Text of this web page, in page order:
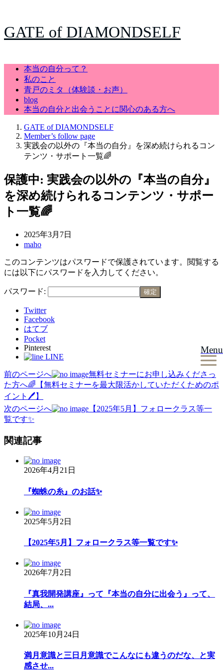
GATE of DIAMONDSELF
Menu
本当の自分って？
私のこと
青戸のミタ（体験談・お声）
blog
本当の自分と出会うことに関心のある方へ
GATE of DIAMONDSELF
Member’s follow page
実践会の以外の『本当の自分』を深め続けられるコン
テンツ・サポート一覧🌈
保護中: 実践会の以外の『本当の自分』
を深め続けられるコンテンツ・サポー
ト一覧🌈
2025年3月7日
maho
このコンテンツはパスワードで保護されています。閲覧する
には以下にパスワードを入力してください。
パスワード:
Twitter
Facebook
はてブ
Pocket
Pinterest
LINE
投
稿
ナ
ビ
ゲ
前のページへ
無料セミナーにお申し込みくださっ
た方へ🌈【無料セミナーを最大限活かしていただくためのポ
イント🖊】
次のページへ
【2025年5月】フォロークラス等一
覧です✨
関連記事
2026年4月21日
『蜘蛛の糸』のお話✨
2025年5月2日
【2025年5月】フォロークラス等一覧です✨
2026年7月2日
『真我開発講座』って『本当の自分に出会う』って、
結局、...
2025年10月24日
満月意識と三日月意識でこんなにも違うのだな、と実
感させ...